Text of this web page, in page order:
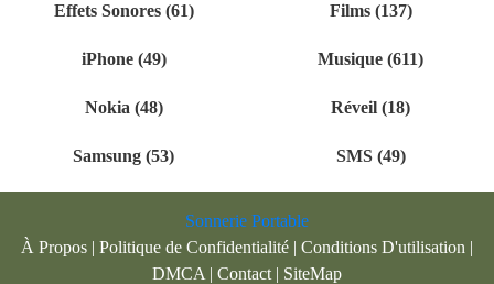
Effets Sonores (61) Films (137)
iPhone (49) Musique (611)
Nokia (48) Réveil (18)
Samsung (53) SMS (49)
Sonnerie Portable
À Propos | Politique de Confidentialité | Conditions D'utilisation |
DMCA | Contact | SiteMap